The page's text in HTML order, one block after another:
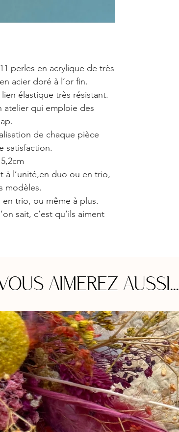
perles en acrylique de très
acier doré à l’or fin.
élastique très résistant.
atelier qui emploie des
de chaque pièce
satisfaction.
à l’unité,en duo ou en trio,
modèles.
trio, ou même à plus.
sait, c’est qu’ils aiment
AIMEREZ AUSSI...